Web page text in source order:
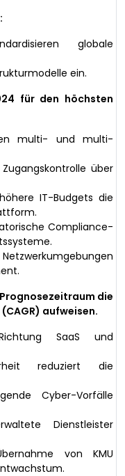
globale
ein.
für den höchsten
multi- und multi-
über
IT-Budgets die
Compliance-
die
aufweisen.
SaaS und
reduziert die
Cyber-Vorfälle
Dienstleister
von KMU